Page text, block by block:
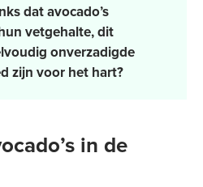
dat avocado’s
vetgehalte, dit
onverzadigde
zijn voor het hart?
in de